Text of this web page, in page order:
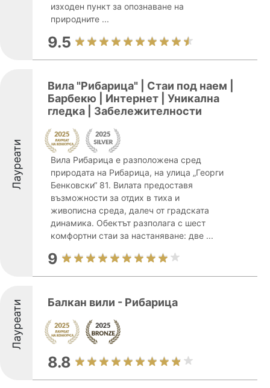
изходен пункт за опознаване на
природните ...
9.5
Лауреати
Вила "Рибарица" | Стаи под наем |
Барбекю | Интернет | Уникална
гледка | Забележителности
Вила Рибарица е разположена сред
природата на Рибарица, на улица „Георги
Бенковски“ 81. Вилата предоставя
възможности за отдих в тиха и
живописна среда, далеч от градската
динамика. Обектът разполага с шест
комфортни стаи за настаняване: две ...
9
Лауреати Балкан вили - Рибарица
8.8